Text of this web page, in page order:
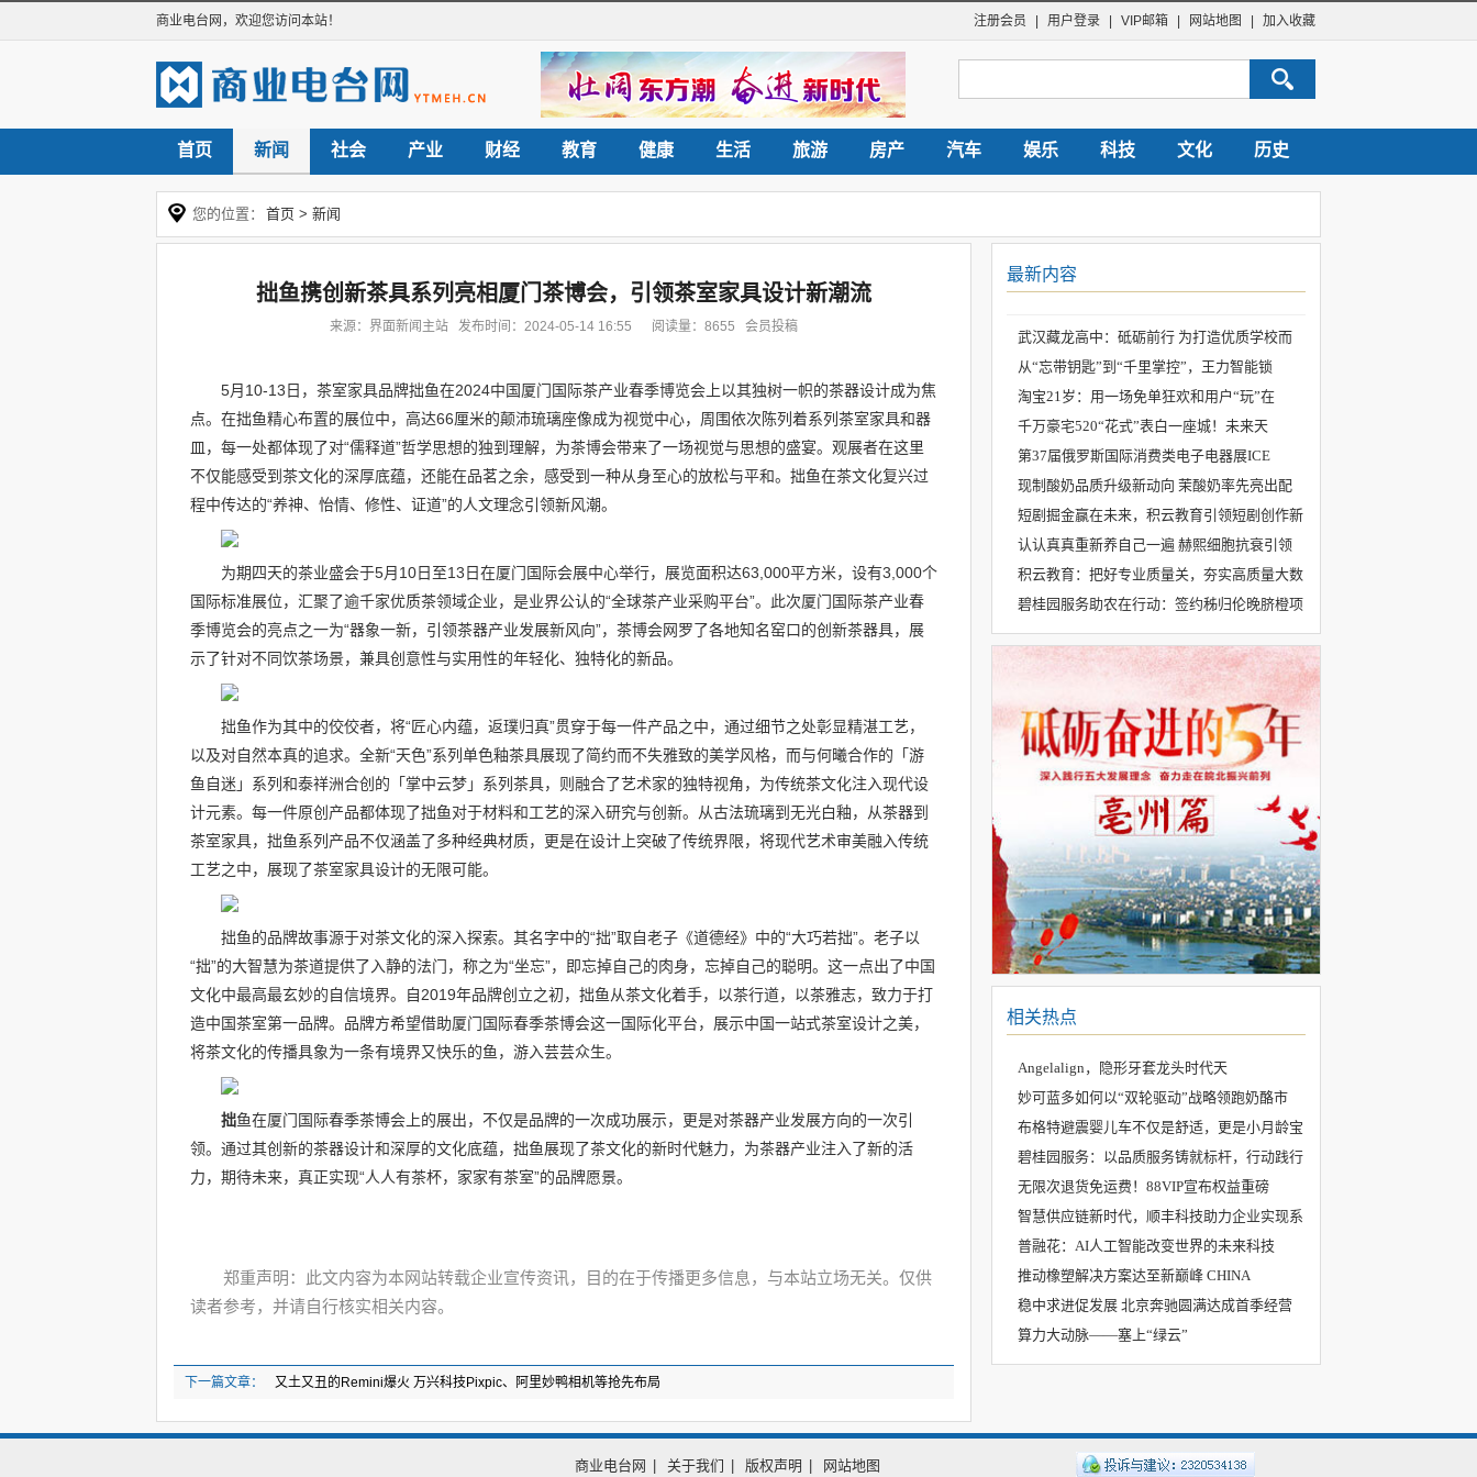
商业电台网 ，欢迎您访问本站！ 注册会员 用户登录 VIP邮箱 网站地图 加入收藏
首页 新闻 社会 产业 财经 教育 健康 生活 旅游 房产 汽车 娱乐 科技 文化 历史
您的位置： 首页 > 新闻
拙鱼携创新茶具系列亮相厦门茶博会，引领茶室家具设计新潮流
来源：界面新闻主站 发布时间：2024-05-14 16:55 阅读量：8655 会员投稿
5月10-13日，茶室家具品牌拙鱼在2024中国厦门国际茶产业春季博览会上以其独树一帜的茶器设计成为焦
点。在拙鱼精心布置的展位中，高达66厘米的颠沛琉璃座像成为视觉中心，周围依次陈列着系列茶室家具和器
皿，每一处都体现了对“儒释道”哲学思想的独到理解，为茶博会带来了一场视觉与思想的盛宴。观展者在这里
不仅能感受到茶文化的深厚底蕴，还能在品茗之余，感受到一种从身至心的放松与平和。拙鱼在茶文化复兴过
程中传达的“养神、怡情、修性、证道”的人文理念引领新风潮。
为期四天的茶业盛会于5月10日至13日在厦门国际会展中心举行，展览面积达63,000平方米，设有3,000个
国际标准展位，汇聚了逾千家优质茶领域企业，是业界公认的“全球茶产业采购平台”。此次厦门国际茶产业春
季博览会的亮点之一为“器象一新，引领茶器产业发展新风向”，茶博会网罗了各地知名窑口的创新茶器具，展
示了针对不同饮茶场景，兼具创意性与实用性的年轻化、独特化的新品。
拙鱼作为其中的佼佼者，将“匠心内蕴，返璞归真”贯穿于每一件产品之中，通过细节之处彰显精湛工艺，
以及对自然本真的追求。全新“天色”系列单色釉茶具展现了简约而不失雅致的美学风格，而与何曦合作的「游
鱼自迷」系列和泰祥洲合创的「掌中云梦」系列茶具，则融合了艺术家的独特视角，为传统茶文化注入现代设
计元素。每一件原创产品都体现了拙鱼对于材料和工艺的深入研究与创新。从古法琉璃到无光白釉，从茶器到
茶室家具，拙鱼系列产品不仅涵盖了多种经典材质，更是在设计上突破了传统界限，将现代艺术审美融入传统
工艺之中，展现了茶室家具设计的无限可能。
拙鱼的品牌故事源于对茶文化的深入探索。其名字中的“拙”取自老子《道德经》中的“大巧若拙”。老子以
“拙”的大智慧为茶道提供了入静的法门，称之为“坐忘”，即忘掉自己的肉身，忘掉自己的聪明。这一点出了中国
文化中最高最玄妙的自信境界。自2019年品牌创立之初，拙鱼从茶文化着手，以茶行道，以茶雅志，致力于打
造中国茶室第一品牌。品牌方希望借助厦门国际春季茶博会这一国际化平台，展示中国一站式茶室设计之美，
将茶文化的传播具象为一条有境界又快乐的鱼，游入芸芸众生。
拙鱼在厦门国际春季茶博会上的展出，不仅是品牌的一次成功展示，更是对茶器产业发展方向的一次引
领。通过其创新的茶器设计和深厚的文化底蕴，拙鱼展现了茶文化的新时代魅力，为茶器产业注入了新的活
力，期待未来，真正实现“人人有茶杯，家家有茶室”的品牌愿景。
郑重声明：此文内容为本网站转载企业宣传资讯，目的在于传播更多信息，与本站立场无关。仅供
读者参考，并请自行核实相关内容。
下一篇文章： 又土又丑的Remini爆火 万兴科技Pixpic、阿里妙鸭相机等抢先布局
最新内容
武汉藏龙高中：砥砺前行 为打造优质学校而
从“忘带钥匙”到“千里掌控”，王力智能锁
淘宝21岁：用一场免单狂欢和用户“玩”在
千万豪宅520“花式”表白一座城！未来天
第37届俄罗斯国际消费类电子电器展ICE
现制酸奶品质升级新动向 茉酸奶率先亮出配
短剧掘金赢在未来，积云教育引领短剧创作新
认认真真重新养自己一遍 赫熙细胞抗衰引领
积云教育：把好专业质量关，夯实高质量大数
碧桂园服务助农在行动：签约秭归伦晚脐橙项
相关热点
Angelalign，隐形牙套龙头时代天
妙可蓝多如何以“双轮驱动”战略领跑奶酪市
布格特避震婴儿车不仅是舒适，更是小月龄宝
碧桂园服务：以品质服务铸就标杆，行动践行
无限次退货免运费！88VIP宣布权益重磅
智慧供应链新时代，顺丰科技助力企业实现系
普融花：AI人工智能改变世界的未来科技
推动橡塑解决方案达至新巅峰 CHINA
稳中求进促发展 北京奔驰圆满达成首季经营
算力大动脉——塞上“绿云”
商业电台网 关于我们 版权声明 网站地图